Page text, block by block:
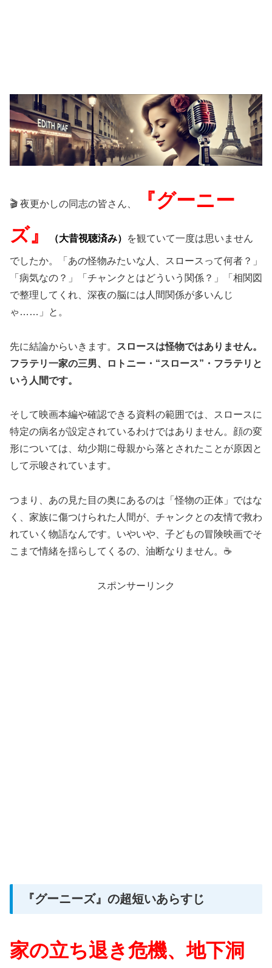
🎬 夜更かしの同志の皆さん、
『グーニー
ズ』
（大昔視聴済み） を観ていて一度は思いません
でしたか。「あの怪物みたいな人、スロースって何者？」
「病気なの？」「チャンクとはどういう関係？」「相関図
で整理してくれ、深夜の脳には人間関係が多いんじ
ゃ……」と。
先に結論からいきます。
スロースは怪物ではありません。
フラテリ一家の三男、ロトニー・“スロース”・フラテリと
いう人間です。
そして映画本編や確認できる資料の範囲では、スロースに
特定の病名が設定されているわけではありません。顔の変
形については、幼少期に母親から落とされたことが原因と
して示唆されています。
つまり、あの見た目の奥にあるのは「怪物の正体」ではな
く、家族に傷つけられた人間が、チャンクとの友情で救わ
れていく物語なんです。いやいや、子どもの冒険映画でそ
こまで情緒を揺らしてくるの、油断なりません。☕
スポンサーリンク
『グーニーズ』の超短いあらすじ
家の立ち退き危機、地下洞